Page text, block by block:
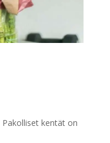
Pakolliset kentät on